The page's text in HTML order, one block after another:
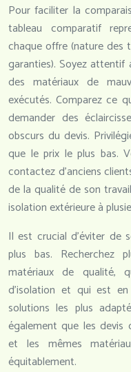
Pour faciliter la
tableau comparatif
chaque offre (nature des
garanties). Soyez attentif
des matériaux de
exécutés. Comparez ce
demander des
obscurs du devis.
que le prix le plus bas.
contactez d’anciens
de la qualité de son
isolation extérieure à
Il est crucial d’éviter de
plus bas. Recherchez
matériaux de qualité,
d’isolation et qui est
solutions les plus
également que les devis
et les mêmes
équitablement.